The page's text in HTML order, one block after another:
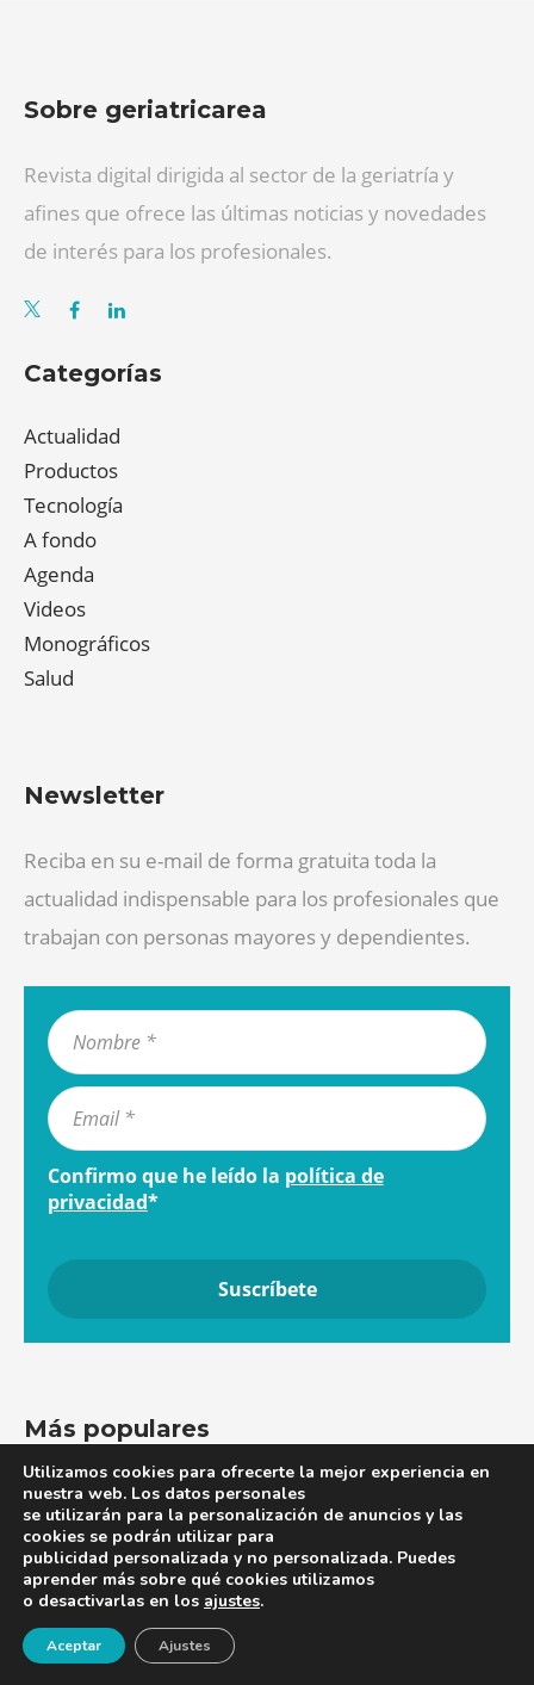
Sobre geriatricarea
Revista digital dirigida al sector de la geriatría y
afines que ofrece las últimas noticias y novedades
de interés para los profesionales.
Categorías
Actualidad
Productos
Tecnología
A fondo
Agenda
Videos
Monográficos
Salud
Newsletter
Reciba en su e-mail de forma gratuita toda la
actualidad indispensable para los profesionales que
trabajan con personas mayores y dependientes.
Confirmo que he leído la política de
privacidad*
Más populares
‘Acompañar es cuidarR...
La doctora Elia Martínez Moreno, presidenta de la
Socie...
¡Newsletter!
Utilizamos cookies para ofrecerte la mejor experiencia en
nuestra web. Los datos personales
se utilizarán para la personalización de anuncios y las
cookies se podrán utilizar para
publicidad personalizada y no personalizada. Puedes
aprender más sobre qué cookies utilizamos
o desactivarlas en los ajustes.
Aceptar Ajustes